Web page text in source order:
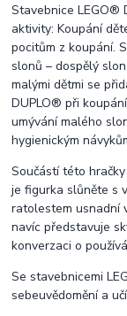
Stavebnice LEGO®
aktivity: Koupání
pocitům z koupání.
slonů – dospělý
malými dětmi se
DUPLO® při
umývání malého
hygienickým
Součástí této
je figurka slůněte s
ratolestem usnadní
navíc představuje
konverzaci o
Se stavebnicemi
sebeuvědomění a